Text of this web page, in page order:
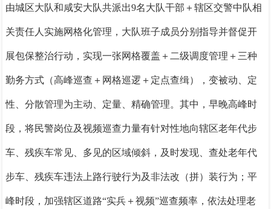
由城区大队和咸安大队共派出9名大队干部＋辖区交警中队相
关责任人实施网格化管理，大队班子成员分别指导并督促开
展包保整治行动，实现一张网格覆盖＋二级调度管理＋三种
勤务方式（高峰巡查＋网格巡逻＋定点查缉），变被动、定
性、分散管理为主动、定量、精确管理。其中，早晚高峰时
段，将民警岗位及视频巡查力量有针对性地向辖区老年代步
车、残疾车常见、多见的区域倾斜，及时发现、查处老年代
步车、残疾车违法上路行驶行为及非法改（拼）装行为；平
峰时段，加强辖区道路“实兵＋视频”巡查频率，依法处理老